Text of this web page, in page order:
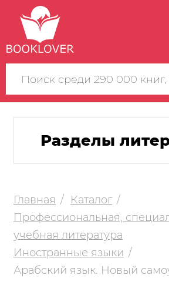
Поиск
по
сайту
Разделы
Главная
Каталог
Профессиональная,
учебная литература
Иностранные языки
Арабский язык. Новый